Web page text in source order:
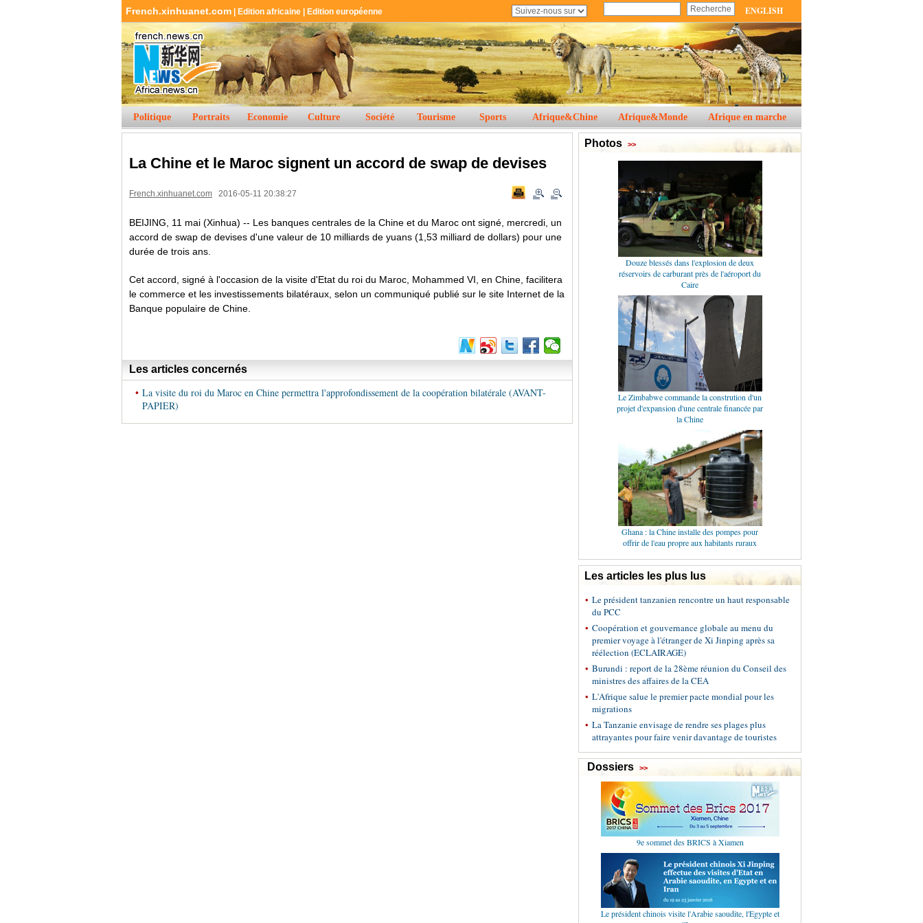
French.xinhuanet.com Edition africaine Edition européenne ENGLISH
Politique Portraits Economie Culture Société Tourisme Sports Afrique&Chine Afrique&Monde Afrique en marche
La Chine et le Maroc signent un accord de swap de devises
French.xinhuanet.com 2016-05-11 20:38:27
BEIJING, 11 mai (Xinhua) -- Les banques centrales de la Chine et du Maroc ont signé, mercredi, un
accord de swap de devises d'une valeur de 10 milliards de yuans (1,53 milliard de dollars) pour une
durée de trois ans.
Cet accord, signé à l'occasion de la visite d'Etat du roi du Maroc, Mohammed VI, en Chine, facilitera
le commerce et les investissements bilatéraux, selon un communiqué publié sur le site Internet de la
Banque populaire de Chine.
Les articles concernés
• La visite du roi du Maroc en Chine permettra l'approfondissement de la coopération bilatérale (AVANT-
PAPIER)